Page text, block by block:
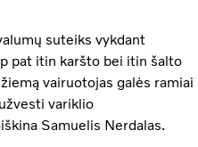
suteiks vykdant
pat itin karšto bei itin šalto
vairuotojas galės ramiai
variklio
Samuelis Nerdalas.